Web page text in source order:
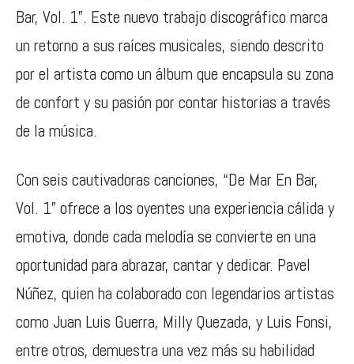
Bar, Vol. 1”. Este nuevo trabajo discográfico marca
un retorno a sus raíces musicales, siendo descrito
por el artista como un álbum que encapsula su zona
de confort y su pasión por contar historias a través
de la música.
Con seis cautivadoras canciones, “De Mar En Bar,
Vol. 1” ofrece a los oyentes una experiencia cálida y
emotiva, donde cada melodía se convierte en una
oportunidad para abrazar, cantar y dedicar. Pavel
Núñez, quien ha colaborado con legendarios artistas
como Juan Luis Guerra, Milly Quezada, y Luis Fonsi,
entre otros, demuestra una vez más su habilidad